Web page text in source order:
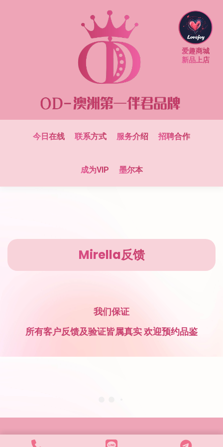
今日在线 联系方式 服务介绍 招聘合作
成为VIP 墨尔本
Mirella反馈
我们保证
所有客户反馈及验证皆属真实 欢迎预约品鉴
爱趣商城
新品上店